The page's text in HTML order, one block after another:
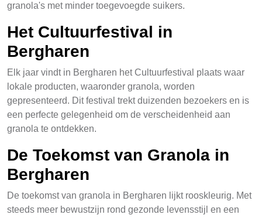
granola's met minder toegevoegde suikers.
Het Cultuurfestival in
Bergharen
Elk jaar vindt in Bergharen het Cultuurfestival plaats waar
lokale producten, waaronder granola, worden
gepresenteerd. Dit festival trekt duizenden bezoekers en is
een perfecte gelegenheid om de verscheidenheid aan
granola te ontdekken.
De Toekomst van Granola in
Bergharen
De toekomst van granola in Bergharen lijkt rooskleurig. Met
steeds meer bewustzijn rond gezonde levensstijl en een